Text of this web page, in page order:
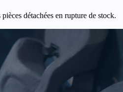
détachées en rupture de stock.